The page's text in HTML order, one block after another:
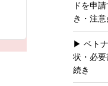
ドを申
き・注
ベト
状・必
続き